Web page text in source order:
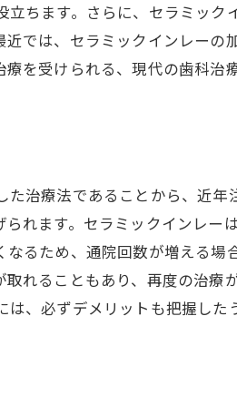
ちます。さらに、セラミッ
では、セラミックインレー
を受けられる、現代の歯科治
治療法であることから、近
れます。セラミックインレー
るため、通院回数が増える
れることもあり、再度の治療
、必ずデメリットも把握した